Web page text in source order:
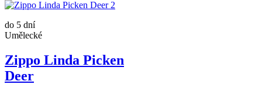
do 5 dní
Umělecké
Zippo Linda Picken
Deer